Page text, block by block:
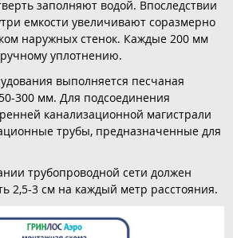
заполняют водой. Впоследствии
емкости увеличивают соразмерно
наружных стенок. Каждые 200 мм
уплотнению.
выполняется песчаная
300 мм. Для подсоединения
канализационной магистрали
трубы, предназначенные для
трубопроводной сети должен
2,5-3 см на каждый метр расстояния.